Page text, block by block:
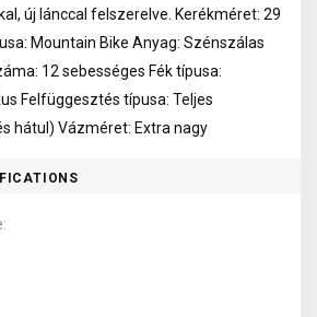
új lánccal felszerelve. Kerékméret: 29
Mountain Bike Anyag: Szénszálas
12 sebességes Fék típusa:
Felfüggesztés típusa: Teljes
hátul) Vázméret: Extra nagy